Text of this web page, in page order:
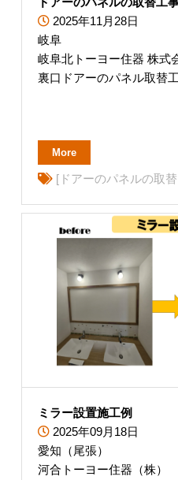
2025年11月28日
岐阜
岐阜北トーヨー住器 株式
裏口ドアーのパネル取替
More
[ドアーのパネルの取
ミラー設置施工例
2025年09月18日
愛知（尾張）
河合トーヨー住器（株）